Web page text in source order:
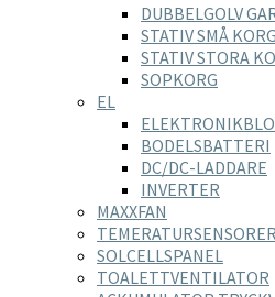
DUBBELGOLV
STATIV SMÅ
STATIV STORA
SOPKORG
EL
BODELSBATTERI
DC/DC-LADDARE
INVERTER
MAXXFAN
TEMERATURSENSORER
SOLCELLSPANEL
TOALETTVENTILATOR